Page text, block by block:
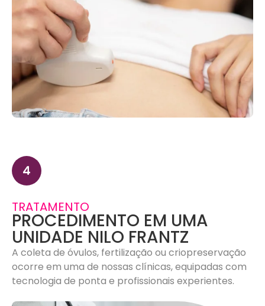
TRATAMENTO
PROCEDIMENTO EM UMA
UNIDADE NILO FRANTZ
A coleta de óvulos, fertilização ou criopreservação
ocorre em uma de nossas clínicas, equipadas com
tecnologia de ponta e profissionais experientes.